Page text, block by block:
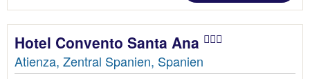
Hotel Convento Santa Ana
Atienza, Zentral Spanien, Spanien